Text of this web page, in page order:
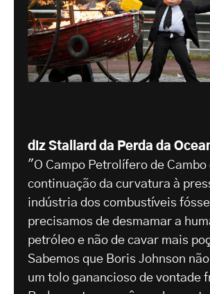
diz Stallard da Perda da
"O Campo Petrolífero de Cambo
continuação da curvatura à
indústria dos combustíveis
precisamos de desmamar a
petróleo e não de cavar mais
Sabemos que Boris Johnson
um tolo ganancioso de vontade